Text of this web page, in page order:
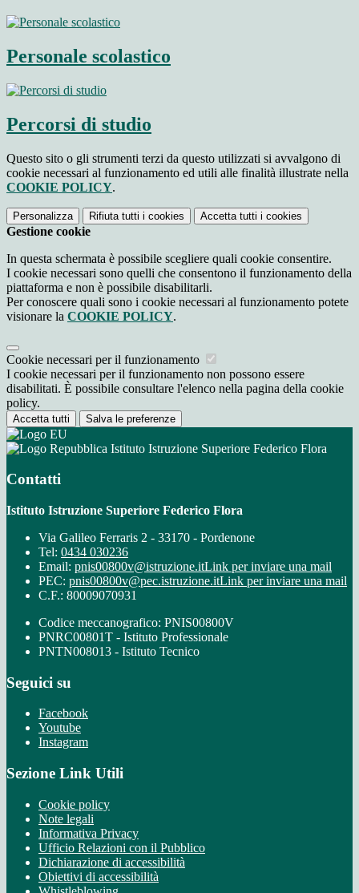
Personale scolastico
Percorsi di studio
Questo sito o gli strumenti terzi da questo utilizzati si avvalgono di
cookie necessari al funzionamento ed utili alle finalità illustrate nella
COOKIE POLICY.
Personalizza Rifiuta tutti i cookies Accetta tutti i cookies
Gestione cookie
In questa schermata è possibile scegliere quali cookie consentire.
I cookie necessari sono quelli che consentono il funzionamento della
piattaforma e non è possibile disabilitarli.
Per conoscere quali sono i cookie necessari al funzionamento potete
visionare la COOKIE POLICY.
Cookie necessari per il funzionamento
I cookie necessari per il funzionamento non possono essere
disabilitati. È possibile consultare l'elenco nella pagina della cookie
policy.
Accetta tutti Salva le preferenze
Istituto Istruzione Superiore Federico Flora
Contatti
Istituto Istruzione Superiore Federico Flora
Via Galileo Ferraris 2 - 33170 - Pordenone
Tel: 0434 030236
Email: pnis00800v@istruzione.itLink per inviare una mail
PEC: pnis00800v@pec.istruzione.itLink per inviare una mail
C.F.: 80009070931
Codice meccanografico: PNIS00800V
PNRC00801T - Istituto Professionale
PNTN008013 - Istituto Tecnico
Seguici su
Facebook
Youtube
Instagram
Sezione Link Utili
Cookie policy
Note legali
Informativa Privacy
Ufficio Relazioni con il Pubblico
Dichiarazione di accessibilità
Obiettivi di accessibilità